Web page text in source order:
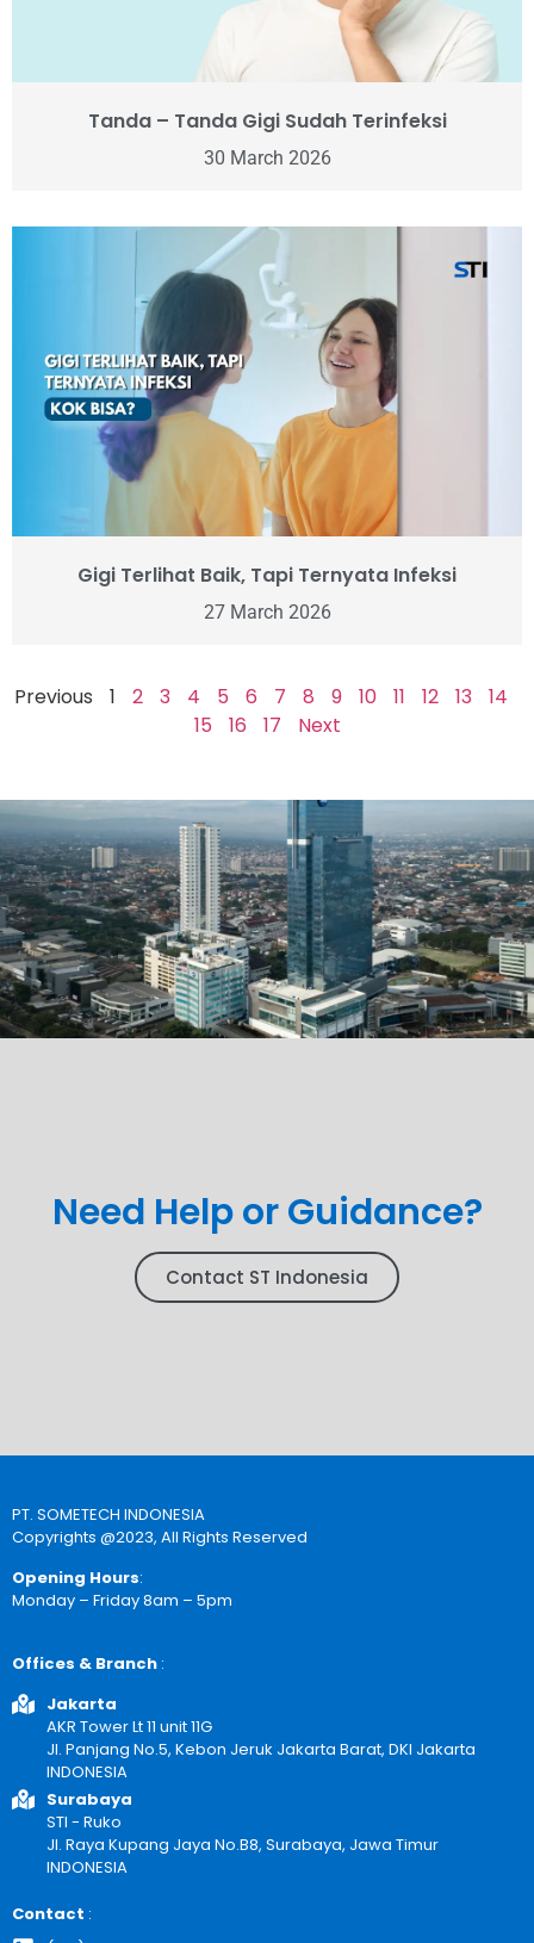
Tanda – Tanda Gigi Sudah Terinfeksi
30 March 2026
Gigi Terlihat Baik, Tapi Ternyata Infeksi
27 March 2026
Previous 1 2 3 4 5 6 7 8 9 10 11 12 13
14
15
16 17 Next
Need Help or Guidance?
Contact ST Indonesia
PT. SOMETECH INDONESIA
Copyrights @2023, All Rights Reserved
Opening Hours:
Monday – Friday 8am – 5pm
Offices & Branch :
Jakarta
AKR Tower Lt 11 unit 11G
Jl. Panjang No.5, Kebon Jeruk Jakarta Barat, DKI Jakarta
INDONESIA
Surabaya
STI - Ruko
Jl. Raya Kupang Jaya No.B8, Surabaya, Jawa Timur
INDONESIA
Contact :